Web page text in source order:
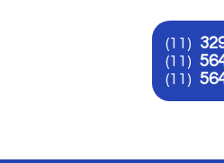
(11)
(11)
(11)